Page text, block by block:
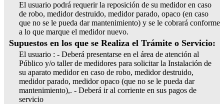
El usuario podrá requerir la reposición de su medidor en caso
de robo, medidor destruido, medidor parado, opaco (en caso
que no se le pueda dar mantenimiento) y se le cobrará conforme
a lo que marque el medidor nuevo.
Supuestos en los que se Realiza el Trámite o Servicio:
El usuario : - Deberá presentarse en el área de atención al
Público y/o taller de medidores para solicitar la Instalación de
su aparato medidor en caso de robo, medidor destruido,
medidor parado, medidor opaco (que no se le pueda dar
mantenimiento),. - Deberá ir al corriente en sus pagos de
servicio